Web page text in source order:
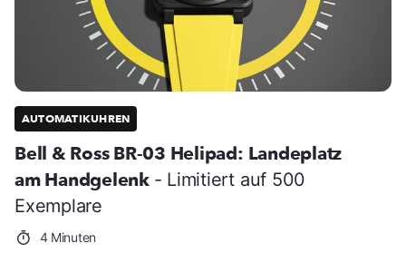
AUTOMATIKUHREN
Bell & Ross BR-03 Helipad: Landeplatz
am Handgelenk - Limitiert auf 500
Exemplare
4 Minuten